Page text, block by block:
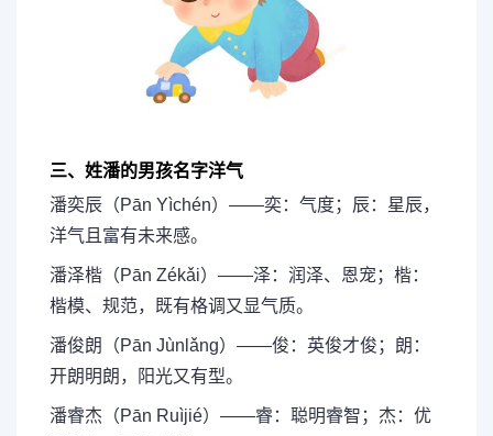
三、姓潘的男孩名字洋气
潘奕辰（Pān Yìchén）——奕：气度；辰：星辰，
洋气且富有未来感。
潘泽楷（Pān Zékǎi）——泽：润泽、恩宠；楷：
楷模、规范，既有格调又显气质。
潘俊朗（Pān Jùnlǎng）——俊：英俊才俊；朗：
开朗明朗，阳光又有型。
潘睿杰（Pān Ruìjié）——睿：聪明睿智；杰：优